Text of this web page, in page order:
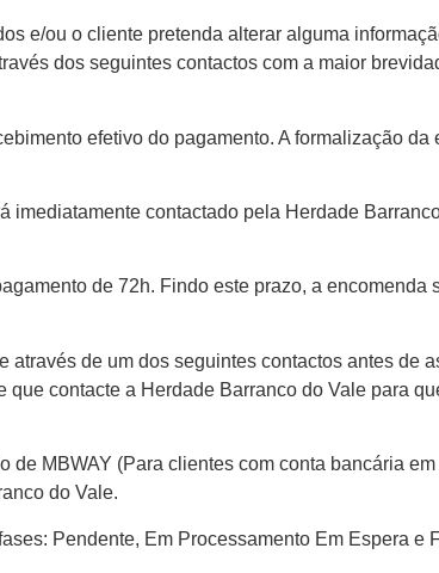
e/ou o cliente pretenda alterar alguma
dos seguintes contactos com a maior
efetivo do pagamento. A formalização da
imediatamente contactado pela Herdade
de 72h. Findo este prazo, a encomenda
de um dos seguintes contactos antes de
contacte a Herdade Barranco do Vale para
MBWAY (Para clientes com conta bancária
do Vale.
Pendente, Em Processamento Em Espera e